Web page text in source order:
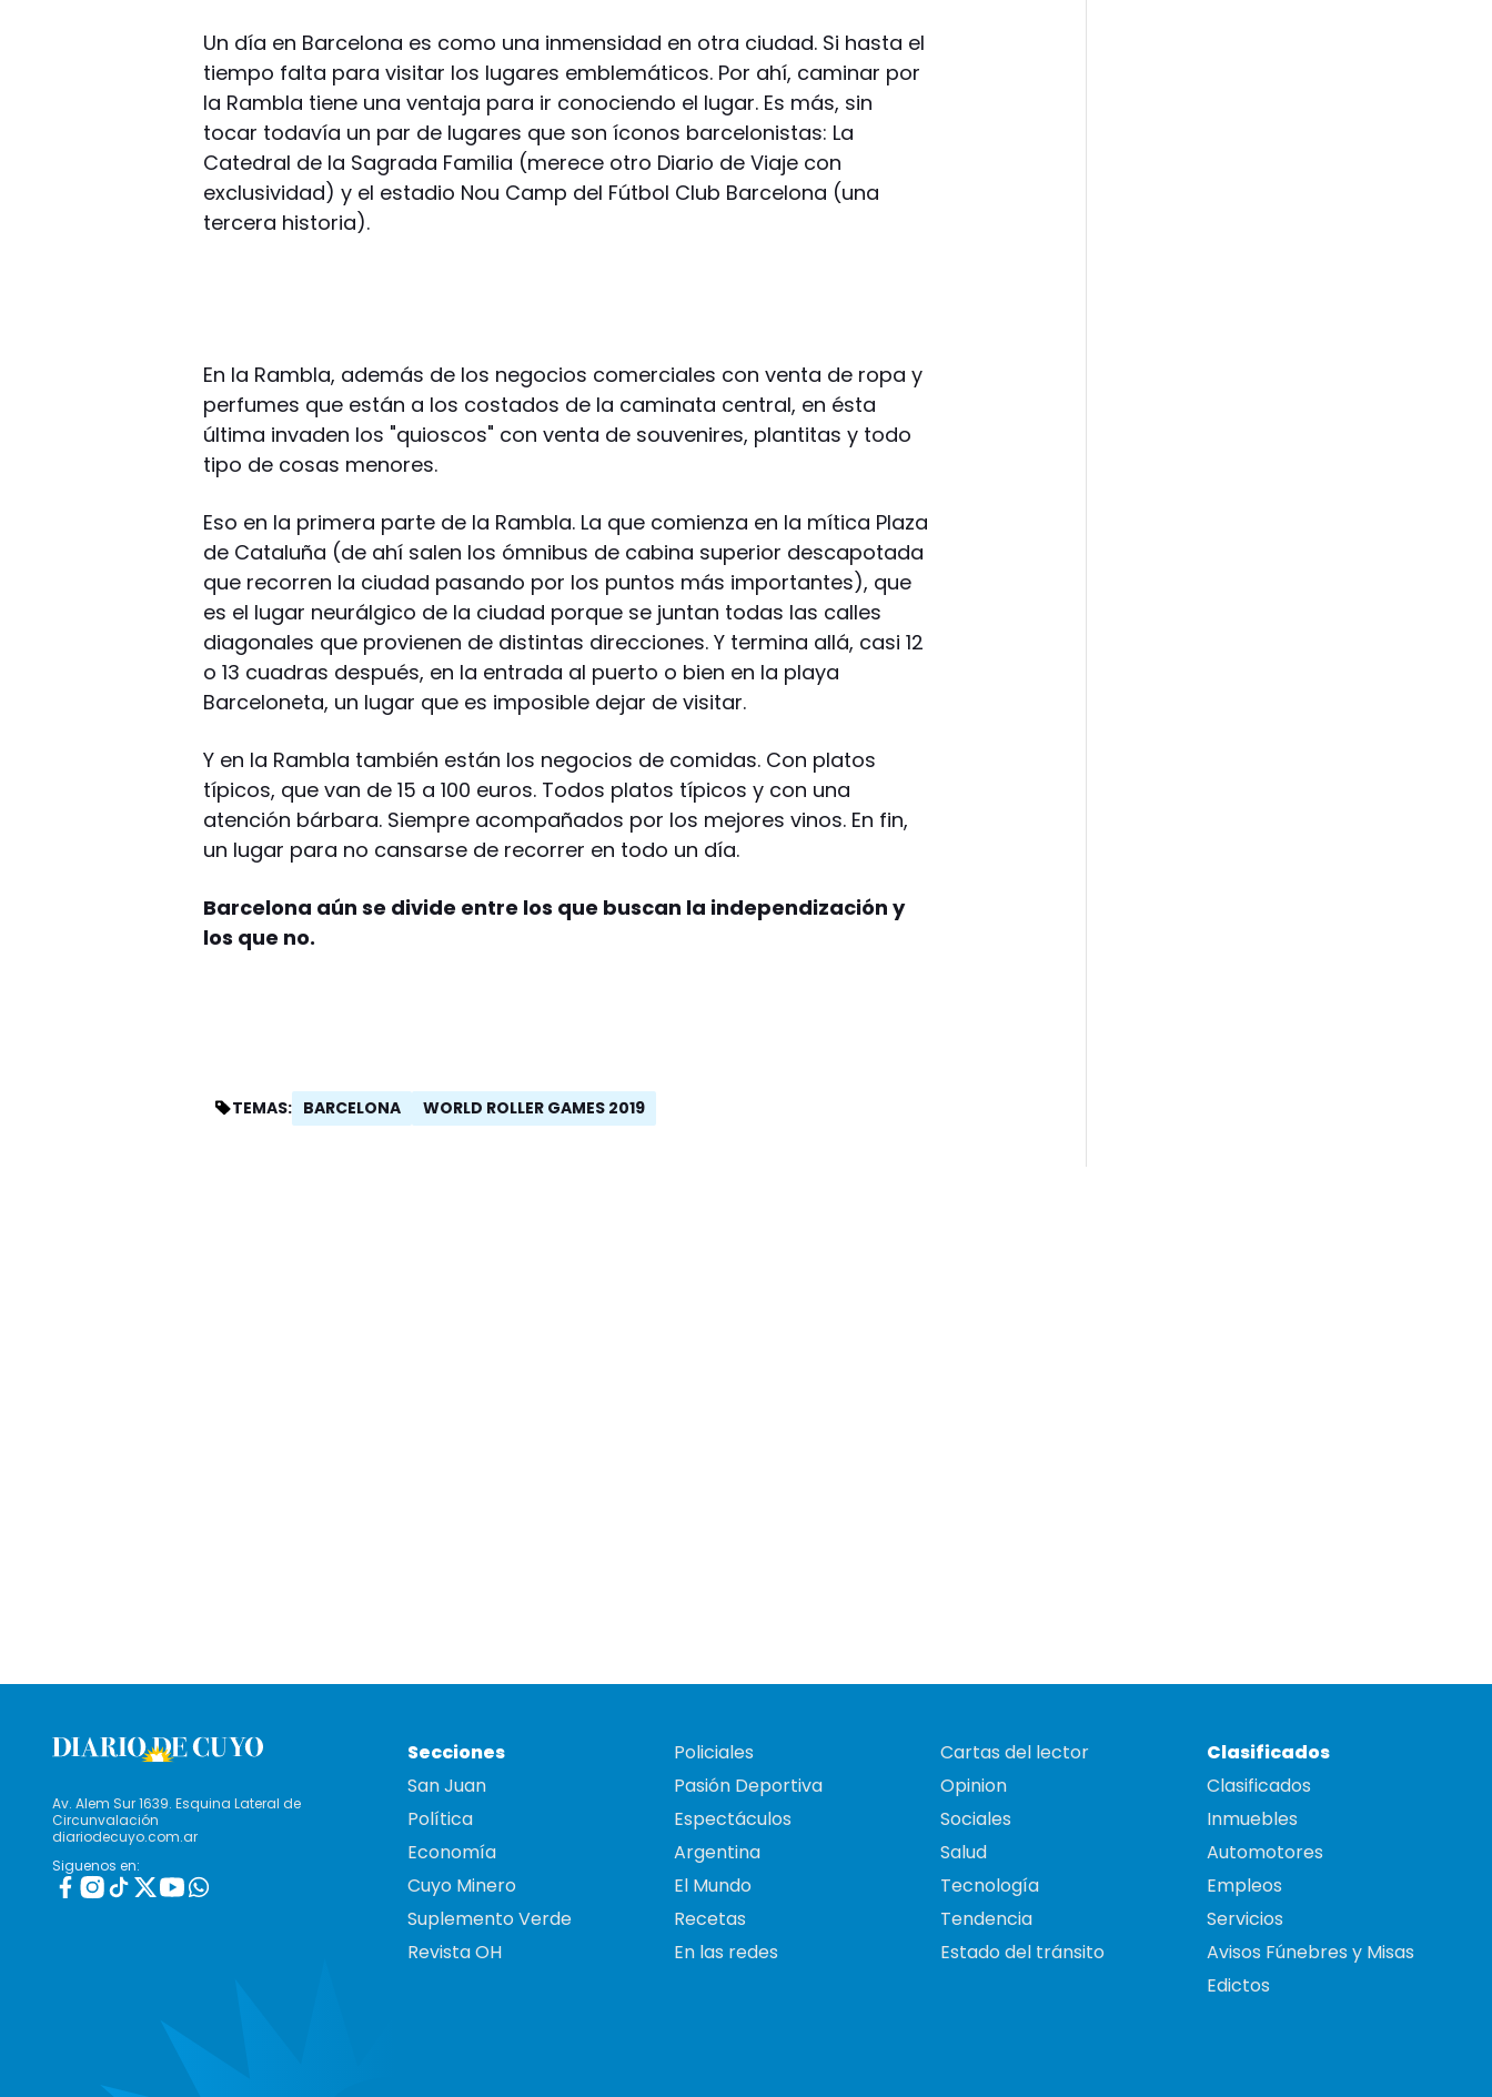
Un día en Barcelona es como una inmensidad en otra ciudad. Si hasta el
tiempo falta para visitar los lugares emblemáticos. Por ahí, caminar por
la Rambla tiene una ventaja para ir conociendo el lugar. Es más, sin
tocar todavía un par de lugares que son íconos barcelonistas: La
Catedral de la Sagrada Familia (merece otro Diario de Viaje con
exclusividad) y el estadio Nou Camp del Fútbol Club Barcelona (una
tercera historia).
En la Rambla, además de los negocios comerciales con venta de ropa y
perfumes que están a los costados de la caminata central, en ésta
última invaden los "quioscos" con venta de souvenires, plantitas y todo
tipo de cosas menores.
Eso en la primera parte de la Rambla. La que comienza en la mítica Plaza
de Cataluña (de ahí salen los ómnibus de cabina superior descapotada
que recorren la ciudad pasando por los puntos más importantes), que
es el lugar neurálgico de la ciudad porque se juntan todas las calles
diagonales que provienen de distintas direcciones. Y termina allá, casi 12
o 13 cuadras después, en la entrada al puerto o bien en la playa
Barceloneta, un lugar que es imposible dejar de visitar.
Y en la Rambla también están los negocios de comidas. Con platos
típicos, que van de 15 a 100 euros. Todos platos típicos y con una
atención bárbara. Siempre acompañados por los mejores vinos. En fin,
un lugar para no cansarse de recorrer en todo un día.
Barcelona aún se divide entre los que buscan la independización y
los que no.
TEMAS: BARCELONA WORLD ROLLER GAMES 2019
Av. Alem Sur 1639. Esquina Lateral de
Circunvalación
diariodecuyo.com.ar
Siguenos en:
Secciones
San Juan
Política
Economía
Cuyo Minero
Suplemento Verde
Revista OH
Policiales
Pasión Deportiva
Espectáculos
Argentina
El Mundo
Recetas
En las redes
Cartas del lector
Opinion
Sociales
Salud
Tecnología
Tendencia
Estado del tránsito
Clasificados
Clasificados
Inmuebles
Automotores
Empleos
Servicios
Avisos Fúnebres y Misas
Edictos